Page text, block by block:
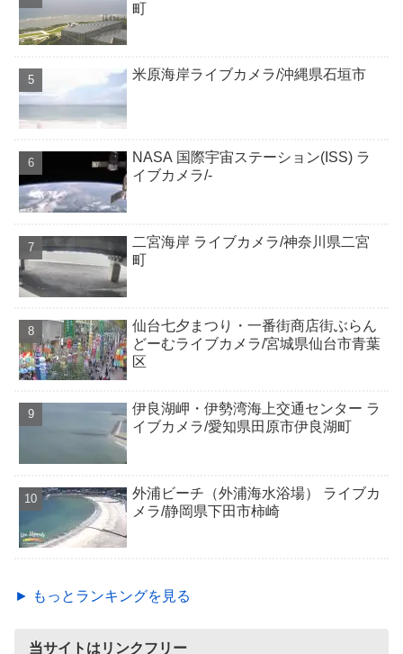
町
米原海岸ライブカメラ/沖縄県石垣市
NASA 国際宇宙ステーション(ISS) ラ
イブカメラ/-
二宮海岸 ライブカメラ/神奈川県二宮
町
仙台七夕まつり・一番街商店街ぶらん
どーむライブカメラ/宮城県仙台市青葉
区
伊良湖岬・伊勢湾海上交通センター ラ
イブカメラ/愛知県田原市伊良湖町
外浦ビーチ（外浦海水浴場） ライブカ
メラ/静岡県下田市柿崎
► もっとランキングを見る
当サイトはリンクフリー